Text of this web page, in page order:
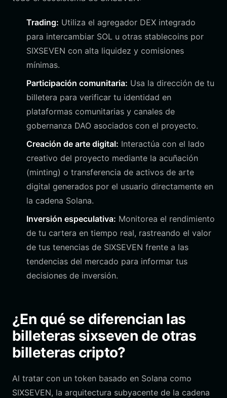
Trading: Utiliza el agregador DEX integrado
para intercambiar SOL u otras stablecoins por
SIXSEVEN con alta liquidez y comisiones
mínimas.
Participación comunitaria: Usa la dirección de tu
billetera para verificar tu identidad en
plataformas comunitarias y canales de
gobernanza DAO asociados con el proyecto.
Creación de arte digital: Interactúa con el lado
creativo del proyecto mediante la acuñación
(minting) o transferencia de activos de arte
digital generados por el usuario directamente en
la cadena Solana.
Inversión especulativa: Monitorea el rendimiento
de tu cartera en tiempo real, rastreando el valor
de tus tenencias de SIXSEVEN frente a las
tendencias del mercado para informar tus
decisiones de inversión.
¿En qué se diferencian las
billeteras sixseven de otras
billeteras cripto?
Al tratar con un token basado en Solana como
SIXSEVEN, la arquitectura subyacente de la cadena